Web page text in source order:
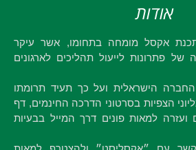
אודות
אקסל מומחה בתחומו, אשר עיקר
של פתרונות לייעול תהליכים לארגונים
הישראלית ועל כך תעיד תרומתו
הצפיות בסרטוני הדרכה החינמים, דף
ועזרה למאות פונים דרך המייל בבעיות